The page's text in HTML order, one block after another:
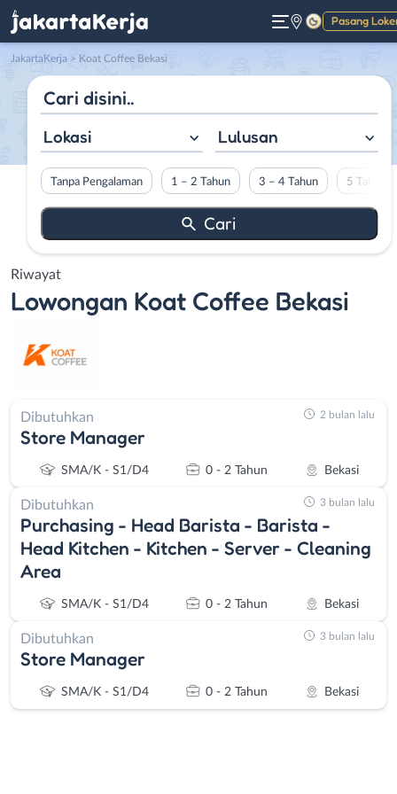
Pasang
Gelap
JakartaKerja > Koat Coffee Bekasi
Lokasi Lulusan
Tanpa Pengalaman 1 – 2 Tahun 3 – 4 Tahun 5 Tahun
Riwayat
Lowongan Koat Coffee Bekasi
Dibutuhkan
Store Manager
SMA/K - S1/D4 0 - 2 Tahun Bekasi
2 bulan lalu
Dibutuhkan
Purchasing - Head Barista - Barista -
Head Kitchen - Kitchen - Server - Cleaning
Area
SMA/K - S1/D4 0 - 2 Tahun Bekasi
3 bulan lalu
Dibutuhkan
Store Manager
SMA/K - S1/D4 0 - 2 Tahun Bekasi
3 bulan lalu